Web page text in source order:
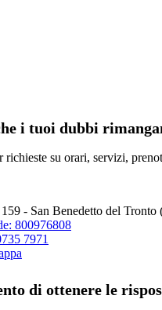
i tuoi dubbi
su orari, servizi,
- San Benedetto del Tronto
800976808
7971
di ottenere le